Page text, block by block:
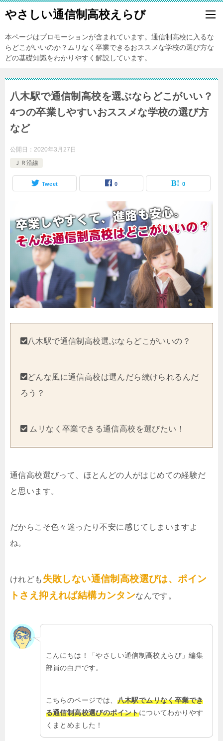
やさしい通信制高校えらび
本ページはプロモーションが含まれています。通信制高校に入るな
らどこがいいのか？ムリなく卒業できるおススメな学校の選び方な
どの基礎知識をわかりやすく解説しています。
八木駅で通信制高校を選ぶならどこがいい？
4つの卒業しやすいおススメな学校の選び方
など
公開日： 2020年3月27日
ＪＲ沿線
Tweet 0 0
八木駅で通信制高校選ぶならどこがいいの？
どんな風に通信高校は選んだら続けられるんだ
ろう？
ムリなく卒業できる通信高校を選びたい！
通信高校選びって、ほとんどの人がはじめての経験だ
と思います。
だからこそ色々迷ったり不安に感じてしまいますよ
ね。
けれども 失敗しない通信制高校選びは、ポイン
トさえ抑えれば結構カンタンなんです。
こんにちは！「やさしい通信制高校えらび」編集
部員の白戸です。
こちらのページでは、 八木駅でムリなく卒業でき
る通信制高校選びのポイントについてわかりやす
くまとめました！